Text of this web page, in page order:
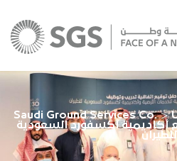
Saudi Ground Services Co.>
أكاديمية أكسفورد السعودية
للطيران